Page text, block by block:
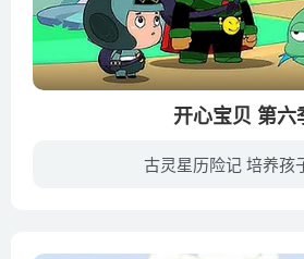
开心宝贝 第六
古灵星历险记 培养孩